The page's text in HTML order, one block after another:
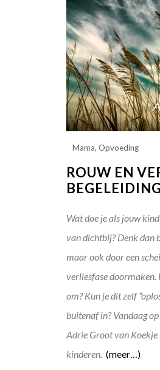
Mama,Opvoeding
ROUW EN
Wat doe je als jouw
van dichtbij? Denk dan
maar ook door een
verliesfase doormaken.
om? Kun je dit zelf
buitenaf in? Vandaag
Adrie Groot van Koekje
kinderen. (meer…)